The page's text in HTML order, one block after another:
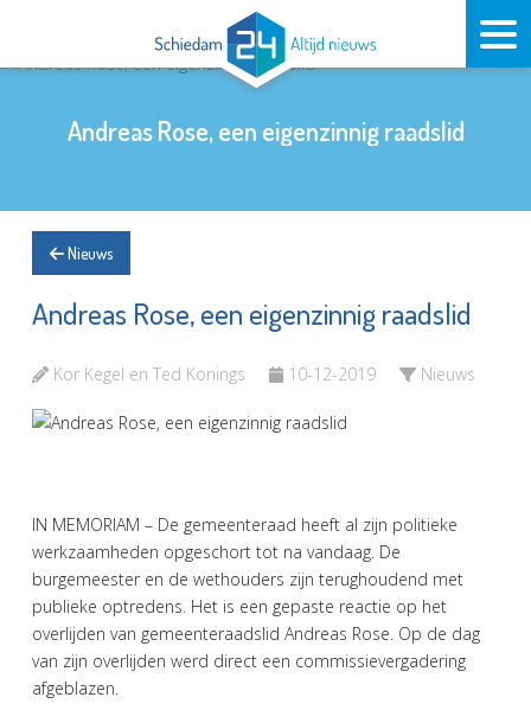
Andreas Rose, een eigenzinnig raadslid
Nieuws
Andreas Rose, een eigenzinnig raadslid
Kor Kegel en Ted Konings 10-12-2019 Nieuws
IN MEMORIAM – De gemeenteraad heeft al zijn politieke
werkzaamheden opgeschort tot na vandaag. De
burgemeester en de wethouders zijn terughoudend met
publieke optredens. Het is een gepaste reactie op het
overlijden van gemeenteraadslid Andreas Rose. Op de dag
van zijn overlijden werd direct een commissievergadering
afgeblazen.